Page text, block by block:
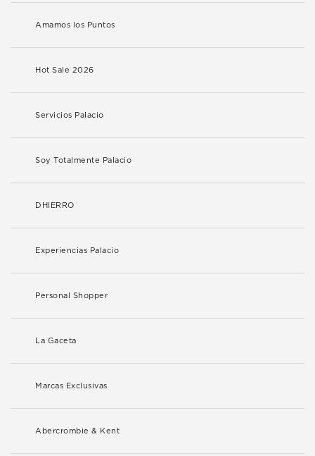
Amamos los Puntos
Hot Sale 2026
Servicios Palacio
Soy Totalmente Palacio
DHIERRO
Experiencias Palacio
Personal Shopper
La Gaceta
Marcas Exclusivas
Abercrombie & Kent